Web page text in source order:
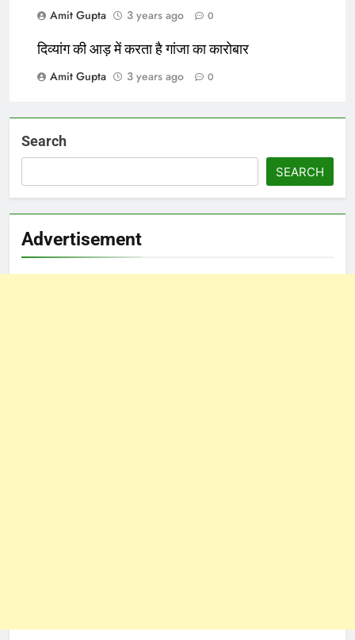
Amit Gupta
3 years ago 0
दिव्यांग की आड़ में करता है गांजा का कारोबार
Amit Gupta
3 years ago 0
Search
SEARCH
Advertisement